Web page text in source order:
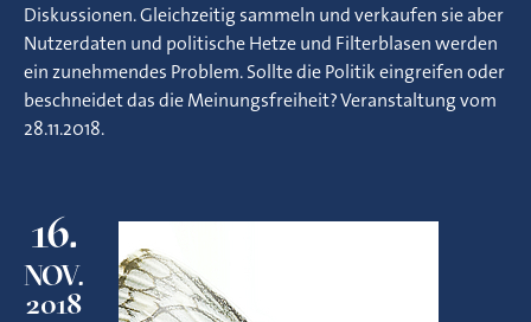
Diskussionen. Gleichzeitig sammeln und verkaufen sie aber
Nutzerdaten und politische Hetze und Filterblasen werden
ein zunehmendes Problem. Sollte die Politik eingreifen oder
beschneidet das die Meinungsfreiheit? Veranstaltung vom
28.11.2018.
16.
NOV.
2018